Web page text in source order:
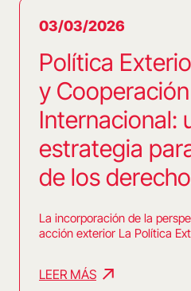
03/03/2026
Política
y Cooperación
Internacional:
estrategia
de los
La incorporación de la
acción exterior La Política
LEER MÁS